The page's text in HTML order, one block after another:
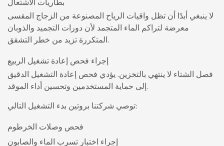
بطاريات الاشتعال
لا ينبغي أبدًا أن تظل واقيات الرياح المصنوعة من الزجاج المقسى
معرضة لتراكم الماء المتجمد لأن دورات التجميد والذوبان
المتكررة تزيد من خطر التشقق.
إجراء فحص إعادة تشغيل الربيع
فصل الشتاء لا ينتهي بالتخزين. يؤدي فحص إعادة التشغيل الدقيق
إلى حماية المستخدمين وتحسين أداء الموقد.
توصي شركتنا بروتين بدء التشغيل التالي:
فحص وصلات الخرطوم
إجراء اختبار تسرب الماء والصابون